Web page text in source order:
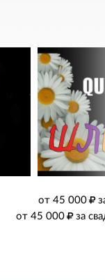
от 45 000
от 45 000
за